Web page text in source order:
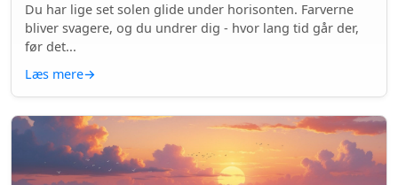
Du har lige set solen glide under horisonten. Farverne
bliver svagere, og du undrer dig - hvor lang tid går der,
før det...
Læs mere→